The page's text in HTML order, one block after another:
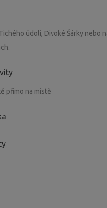
údolí, Divoké Šárky nebo
přímo na místě